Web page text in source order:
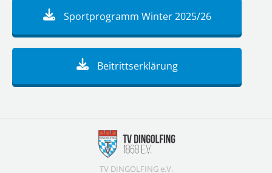
Sportprogramm Winter 2025/26
Beitrittserklärung
TV DINGOLFING e.V.